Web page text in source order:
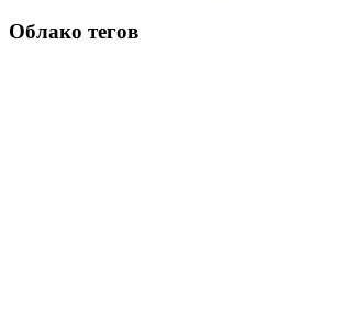
Облако тегов